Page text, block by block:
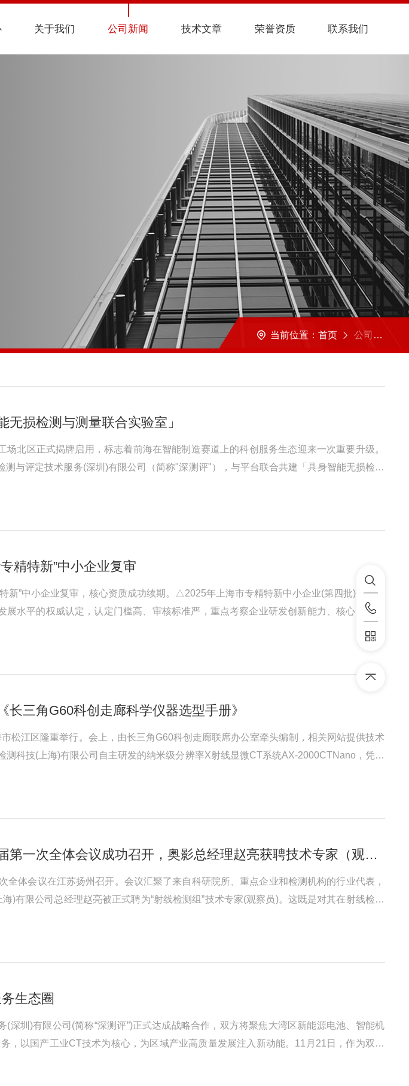
关于我们 公司新闻 技术文章 荣誉资质 联系我们
当前位置：首页 公司新闻
损检测与测量联合实验室」
北区正式揭牌启用，标志着前海在智能制造赛道上的科创服务生态迎来一次重要升级。
与评定技术服务(深圳)有限公司（简称"深测评"），与平台联合共建「具身智能无损检测
精特新”中小企业复审
新”中小企业复审，核心资质成功续期。△2025年上海市专精特新中小企业(第四批)公示名
水平的权威认定，认定门槛高、审核标准严，重点考察企业研发创新能力、核心自主知
企业科创实力与发展潜力的重要标志。此次顺利通过复审，是对奥影长期深耕工业CT检
三角G60科创走廊科学仪器选型手册》
松江区隆重举行。会上，由长三角G60科创走廊联席办公室牵头编制，相关网站提供技术
科技(上海)有限公司自主研发的纳米级分辨率X射线显微CT系统AX-2000CTNano，凭借
喜讯！恭喜全国无损检测标准化技术委员会第九届第一次全体会议成功召开，奥影总经理赵亮获聘技术专家（观察员）
体会议在江苏扬州召开。会议汇聚了来自科研院所、重点企业和检测机构的行业代表，
)有限公司总经理赵亮被正式聘为“射线检测组”技术专家(观察员)。这既是对其在射线检测
生态圈
圳)有限公司(简称“深测评”)正式达成战略合作，双方将聚焦大湾区新能源电池、智能机
，以国产工业CT技术为核心，为区域产业高质量发展注入新动能。11月21日，作为双方